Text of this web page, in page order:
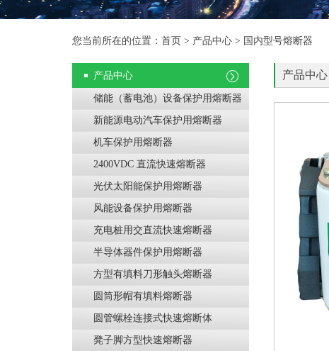
您当前所在的位置：首页 > 产品中心 > 国内型号熔断器
产品中心
储能（蓄电池）设备保护用熔断器
新能源电动汽车保护用熔断器
机车保护用熔断器
2400VDC 直流快速熔断器
光伏太阳能保护用熔断器
风能设备保护用熔断器
充电桩用交直流快速熔断器
半导体器件保护用熔断器
方型有填料刀形触头熔断器
圆筒形帽有填料熔断器
圆管螺栓连接式快速熔断体
凳子脚方型快速熔断器
产品中心